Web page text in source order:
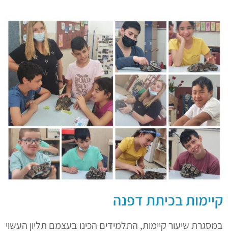
קיימות בכיתת דפנה
במסגרת שיעור קיימות, התלמידים הכינו בעצמם תליון העשוי